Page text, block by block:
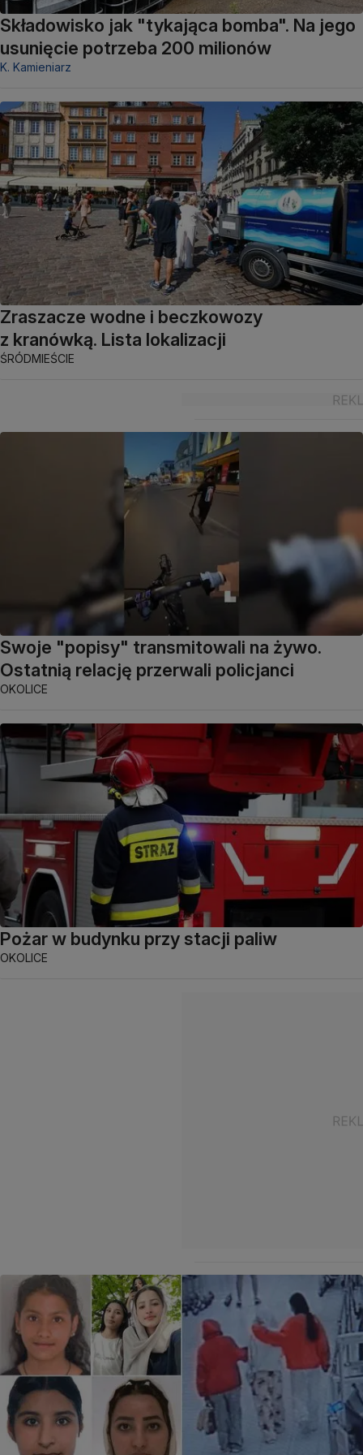
Składowisko jak "tykająca bomba". Na jego
usunięcie potrzeba 200 milionów
K. Kamieniarz
Zraszacze wodne i beczkowozy
z kranówką. Lista lokalizacji
ŚRÓDMIEŚCIE
Swoje "popisy" transmitowali na żywo.
Ostatnią relację przerwali policjanci
OKOLICE
Pożar w budynku przy stacji paliw
OKOLICE